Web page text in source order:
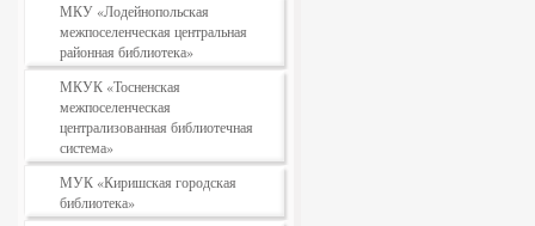
МКУ «Лодейнопольская
межпоселенческая центральная
районная библиотека»
МКУК «Тосненская
межпоселенческая
централизованная библиотечная
система»
МУК «Киришская городская
библиотека»